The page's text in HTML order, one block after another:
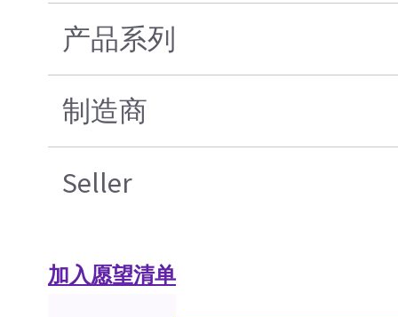
产品系列
制造商
Seller
加入愿望清单